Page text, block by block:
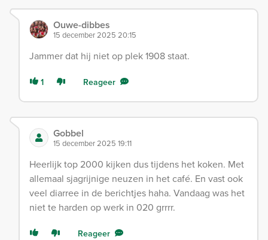
Ouwe-dibbes
15 december 2025 20:15
Jammer dat hij niet op plek 1908 staat.
1 Reageer
Gobbel
15 december 2025 19:11
Heerlijk top 2000 kijken dus tijdens het koken. Met
allemaal sjagrijnige neuzen in het café. En vast ook
veel diarree in de berichtjes haha. Vandaag was het
niet te harden op werk in 020 grrrr.
Reageer